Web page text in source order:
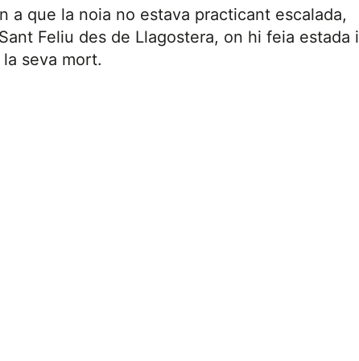
a que la noia no estava practicant escalada,
Feliu des de Llagostera, on hi feia estada i
la seva mort.